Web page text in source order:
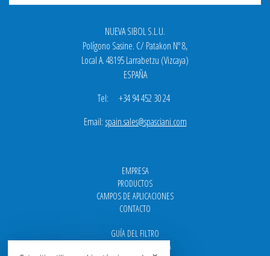
NUEVA SIBOL S.L.U.
Polígono Sasine. C/ Patakon Nº 8,
Local A. 48195 Larrabetzu (Vizcaya)
ESPAÑA
Tel: +34 94 452 30 24
Email: spain.sales@spasciani.com
EMPRESA
PRODUCTOS
CAMPOS DE APLICACIONES
CONTACTO
GUÍA DEL FILTRO
CENTROS DE ASISTENCIA